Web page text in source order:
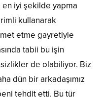
iyi şekilde yapma
kullanarak
etme gayretiyle
tabii bu işin
de olabiliyor. Biz
dün bir arkadaşımız
tehdit etti. Bu tür